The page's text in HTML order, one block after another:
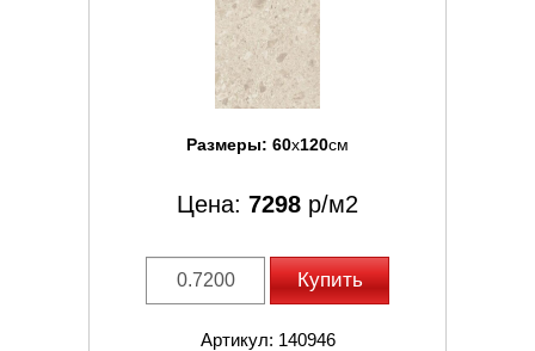
Размеры: 60x120см
Цена: 7298 р/м2
Купить
Артикул: 140946